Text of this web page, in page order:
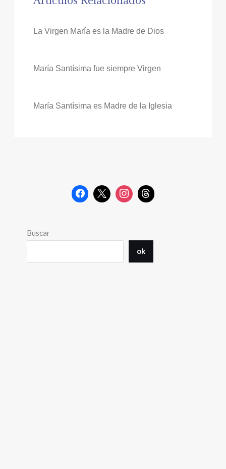
La Virgen María es la Madre de Dios
María Santísima fue siempre Virgen
María Santísima es Madre de la Iglesia
Buscar
ok